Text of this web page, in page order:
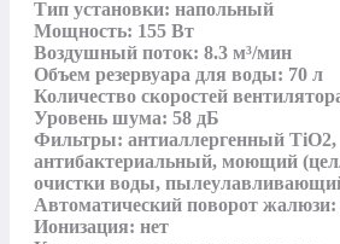
Тип установки: напольный
Мощность: 155 Вт
Воздушный поток: 8.3 м³/мин
Объем резервуара для воды: 70 л
Количество скоростей
Уровень шума: 58 дБ
Фильтры: антиаллергенный TiO2,
антибактериальный, моющий
очистки воды,
Автоматический поворот жалюзи:
Ионизация: нет